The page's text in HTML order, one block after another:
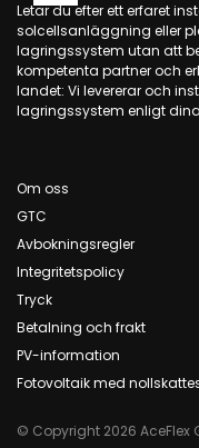
Letar du efter ett erfaret
solcellsanläggning eller
lagringssystem utan att
kompetenta partner och
landet: Vi levererar och
lagringssystem enligt
Om oss
GTC
Avbokningsregler
Integritetspolicy
Tryck
Betalning och frakt
PV-information
Fotovoltaik med
© Copyright 2026 AceFlex